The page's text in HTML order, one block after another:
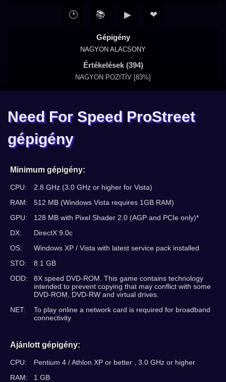
Gépigény
NAGYON ALACSONY
Értékelések (394)
NAGYON POZITÍV [83%]
🕑 📚 ▶ ❤
Need For Speed ProStreet
gépigény
Minimum gépigény:
CPU:
2.8 GHz (3.0 GHz or higher for Vista)
RAM:
512 MB (Windows Vista requires 1GB RAM)
GPU:
128 MB with Pixel Shader 2.0 (AGP and PCIe only)*
DX:
DirectX 9.0c
OS:
Windows XP / Vista with latest service pack installed
STO:
8.1 GB
ODD:
8X speed DVD-ROM. This game contains technology
intended to prevent copying that may conflict with some
DVD-ROM, DVD-RW and virtual drives.
NET:
To play online a network card is required for broadband
connectivity
Ajánlott gépigény:
CPU:
Pentium 4 / Athlon XP or better , 3.0 GHz or higher
RAM:
1 GB